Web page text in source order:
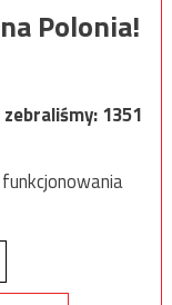
Polonia!
zebraliśmy:1351